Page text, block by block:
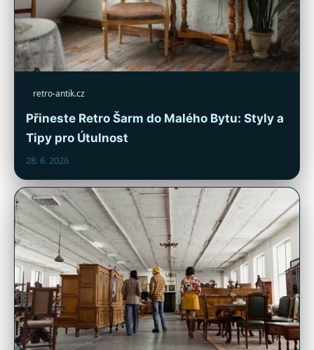
retro-antik.cz
Přineste Retro Šarm do Malého Bytu: Styly a
Tipy pro Útulnost
28. 6. 2026